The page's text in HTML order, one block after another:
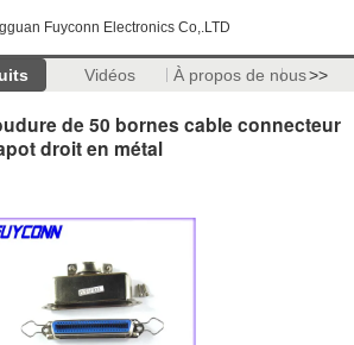
Fuyconn Electronics Co,.LTD
Vidéos À propos de nous>>
de 50 bornes cable connecteur
droit en métal